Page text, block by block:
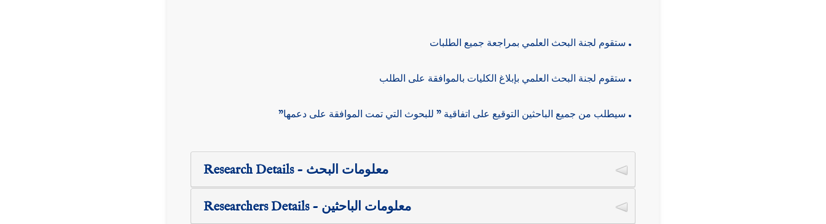
.
.
.
Research Details - معلومات البحث
Application Date: تاريخ التقديم *
Researchers Details - معلومات الباحثين